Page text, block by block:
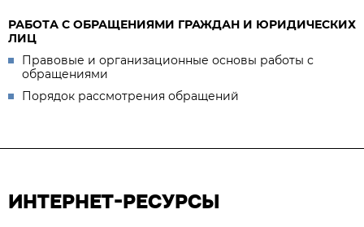
РАБОТА С ОБРАЩЕНИЯМИ ГРАЖДАН И ЮРИДИЧЕСКИХ
ЛИЦ
Правовые и организационные основы работы с
обращениями
Порядок рассмотрения обращений
ИНТЕРНЕТ-РЕСУРСЫ